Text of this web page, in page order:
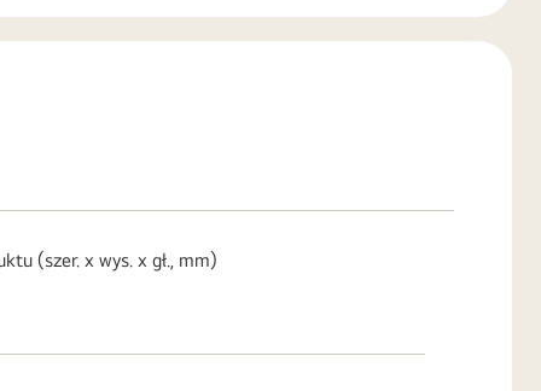
(szer. x wys. x gł., mm)